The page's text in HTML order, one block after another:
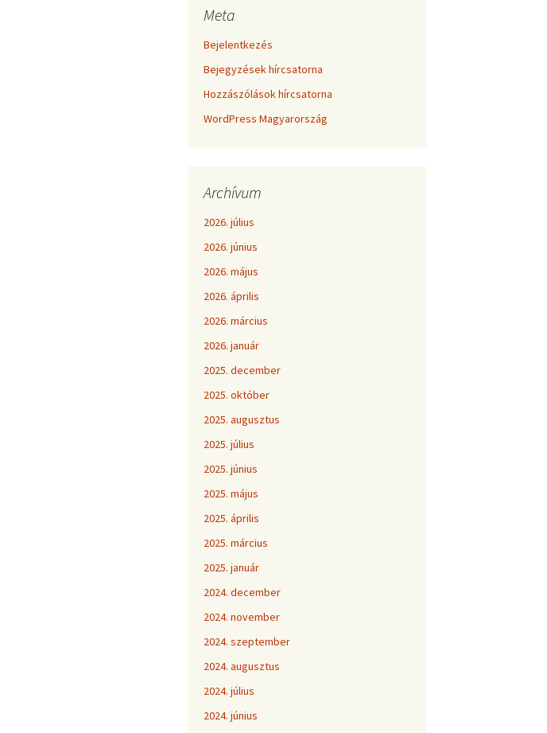
Meta
Bejelentkezés
Bejegyzések hírcsatorna
Hozzászólások hírcsatorna
WordPress Magyarország
Archívum
2026. július
2026. június
2026. május
2026. április
2026. március
2026. január
2025. december
2025. október
2025. augusztus
2025. július
2025. június
2025. május
2025. április
2025. március
2025. január
2024. december
2024. november
2024. szeptember
2024. augusztus
2024. július
2024. június